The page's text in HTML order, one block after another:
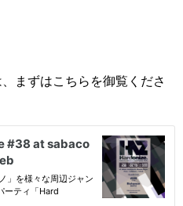
まずはこちらを御覧くださ